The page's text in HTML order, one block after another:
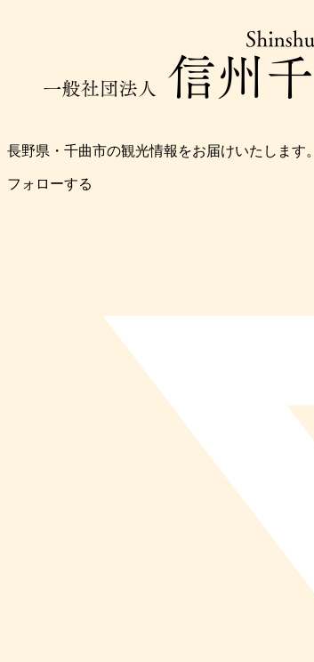
長野県・千曲市の観光情報をお届けいたします。
フォローする